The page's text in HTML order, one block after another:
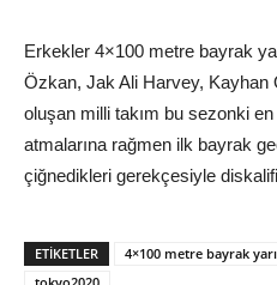
Erkekler 4×100 metre bayrak
Özkan, Jak Ali Harvey, Kayhan
oluşan milli takım bu sezonki en
atmalarına rağmen ilk bayrak
çiğnedikleri gerekçesiyle
ETIKETLER 4×100 metre bayrak